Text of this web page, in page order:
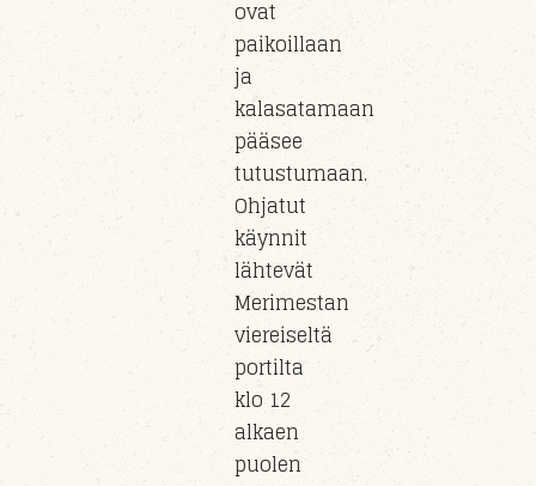
ovat
paikoillaan
ja
kalasatamaan
pääsee
tutustumaan.
Ohjatut
käynnit
lähtevät
Merimestan
viereiseltä
portilta
klo 12
alkaen
puolen